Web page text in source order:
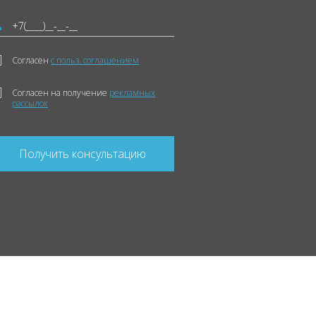
Согласенс польз. соглашением
Согласен на получение рекламных
рассылок
Получить консультацию